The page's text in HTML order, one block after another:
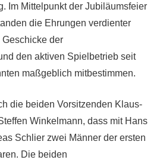
Im Mittelpunkt der Jubiläumsfeier
die Ehrungen verdienter
der
den aktiven Spielbetrieb seit
maßgeblich mitbestimmen.
die beiden Vorsitzenden Klaus-
Winkelmann, dass mit Hans
Schlier zwei Männer der ersten
Die beiden